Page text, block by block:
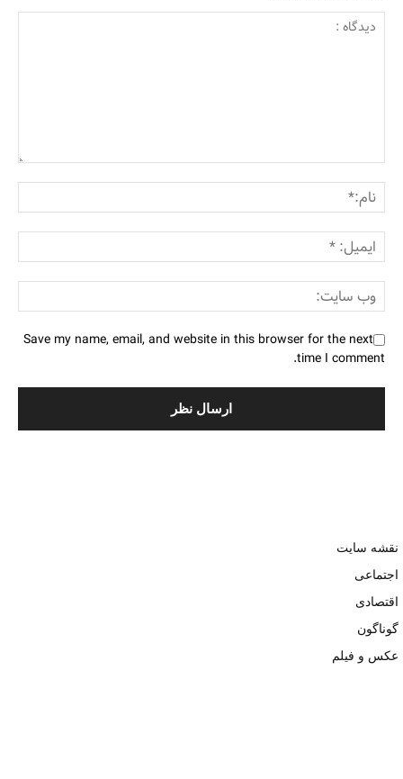
Save my name, email, and website in this browser for the next
time I comment.
نقشه سایت
اجتماعی
اقتصادی
گوناگون
عکس و فیلم